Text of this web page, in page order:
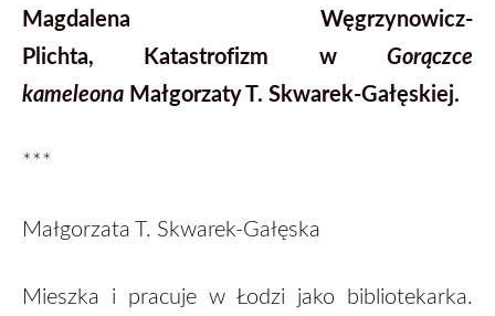
Magdalena Węgrzynowicz-
Plichta, Katastrofizm w Gorączce
kameleona Małgorzaty T. Skwarek-Gałęskiej.
***
Małgorzata T. Skwarek-Gałęska
Mieszka i pracuje w Łodzi jako bibliotekarka.